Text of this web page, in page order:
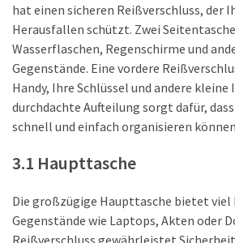
hat einen sicheren Reißverschluss, der
Herausfallen schützt. Zwei
Wasserflaschen, Regenschirme und
Gegenstände. Eine vordere
Handy, Ihre Schlüssel und andere kleine
durchdachte Aufteilung sorgt dafür, dass
schnell und einfach organisieren
3.1 Haupttasche
Die großzügige Haupttasche bietet
Gegenstände wie Laptops, Akten oder